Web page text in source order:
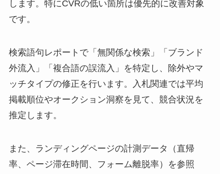
します。特にCVRの低い箇所は優先的に改善対象
です。
検索語句レポートで「無関係な検索」「ブランド
外流入」「複合語の誤流入」を特定し、除外やマ
ッチタイプの修正を行います。入札関連では平均
掲載順位やオークション洞察を見て、競合状況を
推定します。
また、ランディングページの計測データ（直帰
率、ページ滞在時間、フォーム離脱率）を参照